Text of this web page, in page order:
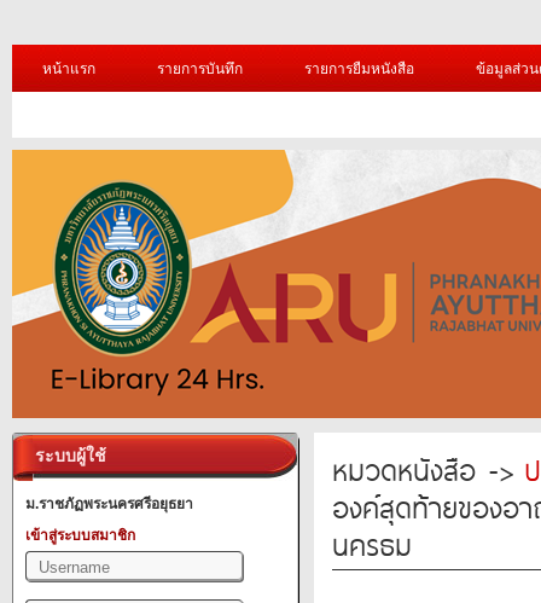
หน้าแรก รายการบันทึก รายการยืมหนังสือ ข้อมูลส่ว
ระบบผู้ใช้
ม.ราชภัฏพระนครศรีอยุธยา
เข้าสู่ระบบสมาชิก
หมวดหนังสือ ->
องค์สุดท้ายของอ
นครธม